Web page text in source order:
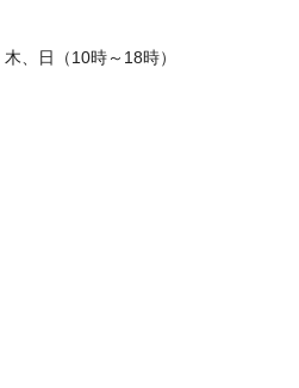
、日（10時～18時）